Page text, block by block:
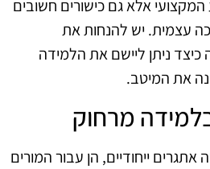
אלא גם כישורים חשובים
עצמית. יש להנחות את
ניתן ליישם את הלמידה
את המיטב.
מרחוק
ייחודיים, הן עבור המורים